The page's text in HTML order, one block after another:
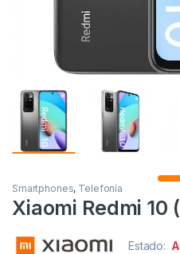
Smartphones, Telefonía
Xiaomi Redmi 10
Estado: